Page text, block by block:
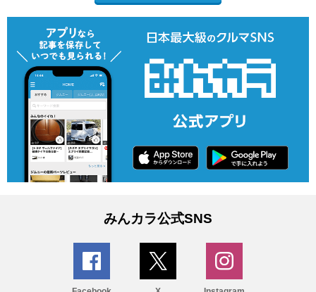
みんカラ公式SNS